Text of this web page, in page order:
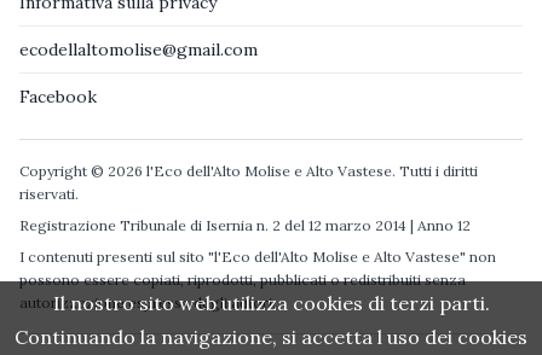
ecodellaltomolise@gmail.com
Facebook
Copyright © 2026 l'Eco dell'Alto Molise e Alto Vastese. Tutti i diritti
riservati.
Registrazione Tribunale di Isernia n. 2 del 12 marzo 2014 | Anno 12
I contenuti presenti sul sito "l'Eco dell'Alto Molise e Alto Vastese" non
possono essere copiati, riprodotti, pubblicati o redistribuiti senza
autorizzazione espressa degli autori.
Il nostro sito web utilizza cookies di terzi parti.
Continuando la navigazione, si accetta l uso dei cookies